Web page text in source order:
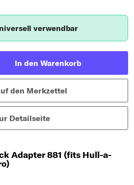
verwendbar
In den Warenkorb
den Merkzettel
Detailseite
Adapter 881 (fits Hull-a-